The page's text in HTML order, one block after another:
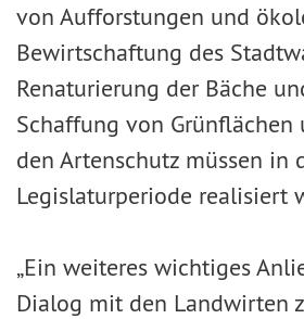
von Aufforstungen und
Bewirtschaftung des
Renaturierung der Bäche
Schaffung von
den Artenschutz müssen in
Legislaturperiode realisiert
„Ein weiteres wichtiges
Dialog mit den Landwirten